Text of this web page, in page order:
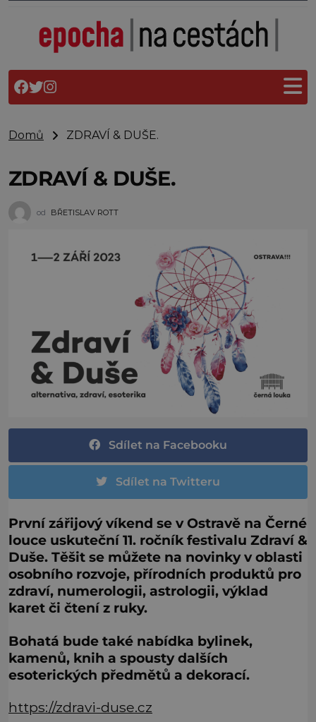
Domů ZDRAVÍ & DUŠE.
ZDRAVÍ & DUŠE.
od BŘETISLAV ROTT
Sdílet na Facebooku
Sdílet na Twitteru
První zářijový víkend se v Ostravě na Černé
louce uskuteční 11. ročník festivalu Zdraví &
Duše. Těšit se můžete na novinky v oblasti
osobního rozvoje, přírodních produktů pro
zdraví, numerologii, astrologii, výklad
karet či čtení z ruky.
Bohatá bude také nabídka bylinek,
kamenů, knih a spousty dalších
esoterických předmětů a dekorací.
https://zdravi-duse.cz